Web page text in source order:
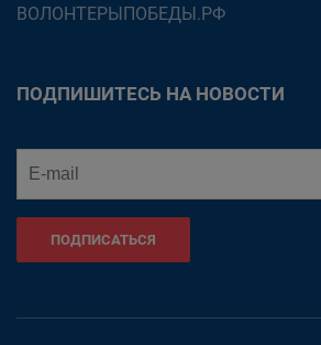
ВОЛОНТЕРЫПОБЕДЫ.РФ
ПОДПИШИТЕСЬ НА НОВОСТИ
ПОДПИСАТЬСЯ